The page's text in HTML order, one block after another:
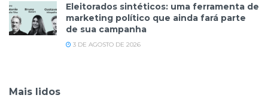
Eleitorados sintéticos: uma ferramenta de
marketing político que ainda fará parte
de sua campanha
3 DE AGOSTO DE 2026
Mais lidos